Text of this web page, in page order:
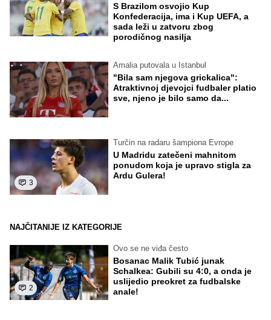
S Brazilom osvojio Kup
Konfederacija, ima i Kup UEFA, a
sada leži u zatvoru zbog
porodičnog nasilja
Amalia putovala u Istanbul
"Bila sam njegova grickalica":
Atraktivnoj djevojci fudbaler platio
sve, njeno je bilo samo da...
3
Turčin na radaru šampiona Evrope
U Madridu zatečeni mahnitom
ponudom koja je upravo stigla za
Ardu Gulera!
NAJČITANIJE IZ KATEGORIJE
2
Ovo se ne viđa često
Bosanac Malik Tubić junak
Schalkea: Gubili su 4:0, a onda je
uslijedio preokret za fudbalske
anale!